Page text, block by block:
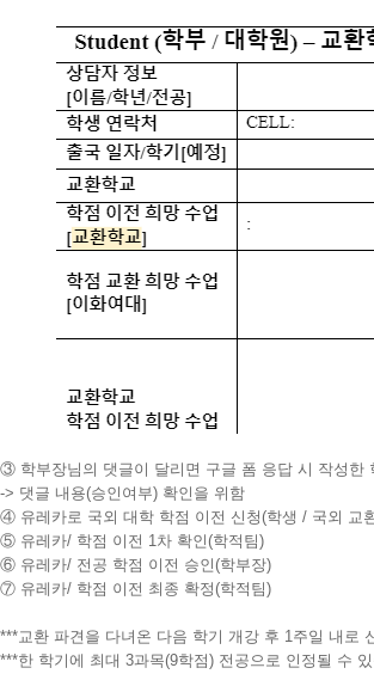
③ 학부장님의 댓글이 달리면 구글 폼 응답 시 작성한
-> 댓글 내용(승인여부) 확인을 위함
④ 유레카로 국외 대학 학점 이전 신청(학생 / 국외 교
⑤ 유레카/ 학점 이전 1차 확인(학적팀)
⑥ 유레카/ 전공 학점 이전 승인(학부장)
⑦ 유레카/ 학점 이전 최종 확정(학적팀)
***교환 파견을 다녀온 다음 학기 개강 후 1주일 내로
***한 학기에 최대 3과목(9학점) 전공으로 인정될 수